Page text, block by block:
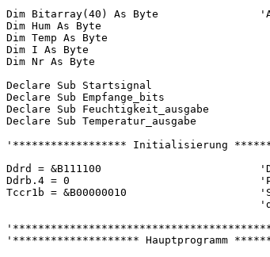
Dim Bitarray(40) As Byte
Dim Hum As Byte
Dim Temp As Byte
Dim I As Byte
Dim Nr As Byte
Declare Sub Startsignal
Declare Sub Empfange_bits
Declare Sub Feuchtigkeit_ausgabe
Declare Sub Temperatur_ausgabe
'****************** Initialisierung
Ddrd = &B111100
Ddrb.4 = 0
Tccr1b = &B00000010
'******************** Hauptprogramm